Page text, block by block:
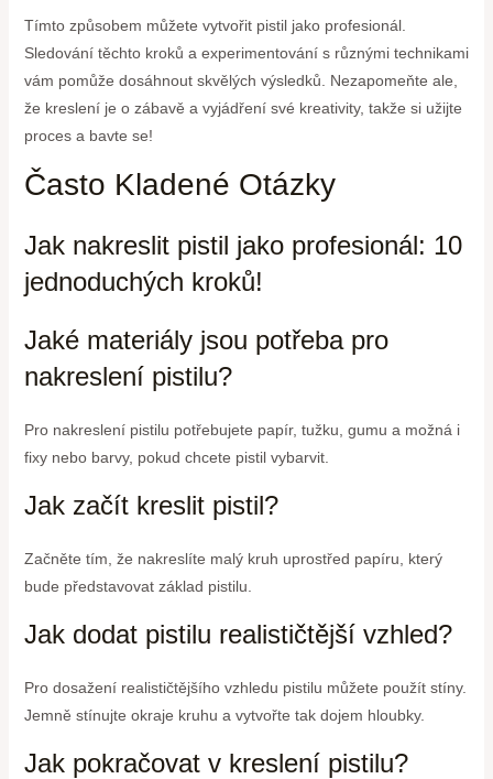
Tímto způsobem můžete vytvořit pistil jako profesionál.
Sledování těchto kroků a experimentování s různými technikami
vám pomůže dosáhnout skvělých výsledků. Nezapomeňte ale,
že kreslení je o zábavě a vyjádření své kreativity, takže si užijte
proces a bavte se!
Často Kladené Otázky
Jak nakreslit pistil jako profesionál: 10
jednoduchých kroků!
Jaké materiály jsou potřeba pro
nakreslení pistilu?
Pro nakreslení pistilu potřebujete papír, tužku, gumu a možná i
fixy nebo barvy, pokud chcete pistil vybarvit.
Jak začít kreslit pistil?
Začněte tím, že nakreslíte malý kruh uprostřed papíru, který
bude představovat základ pistilu.
Jak dodat pistilu realističtější vzhled?
Pro dosažení realističtějšího vzhledu pistilu můžete použít stíny.
Jemně stínujte okraje kruhu a vytvořte tak dojem hloubky.
Jak pokračovat v kreslení pistilu?